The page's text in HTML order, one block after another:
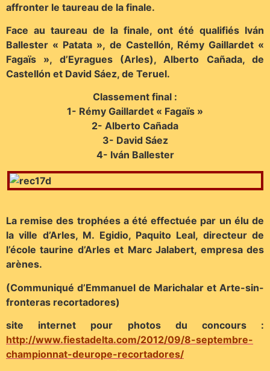
affronter le taureau de la finale.
Face au taureau de la finale, ont été qualifiés Iván
Ballester « Patata », de Castellón, Rémy Gaillardet «
Fagaïs », d’Eyragues (Arles), Alberto Cañada, de
Castellón et David Sáez, de Teruel.
Classement final :
1- Rémy Gaillardet « Fagaïs »
2- Alberto Cañada
3- David Sáez
4- Iván Ballester
La remise des trophées a été effectuée par un élu de
la ville d’Arles, M. Egidio, Paquito Leal, directeur de
l’école taurine d’Arles et Marc Jalabert, empresa des
arènes.
(Communiqué d’Emmanuel de Marichalar et Arte-sin-
fronteras recortadores)
site internet pour photos du concours :
http://www.fiestadelta.com/2012/09/8-septembre-
championnat-deurope-recortadores/